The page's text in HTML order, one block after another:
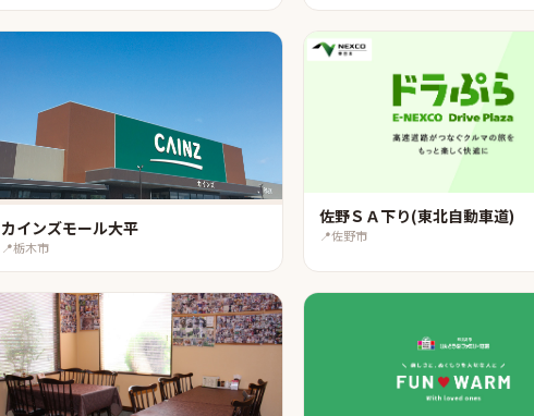
カインズモール大平
📍栃木市
佐野ＳＡ下り(東北自動車道)
📍佐野市